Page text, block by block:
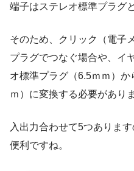
端子はステレオ標準プラグ
そのため、クリック（電子
プラグでつなぐ場合や、イ
オ標準プラグ（6.5ｍｍ）
ｍ）に変換する必要があり
入出力合わせて5つありま
便利ですね。